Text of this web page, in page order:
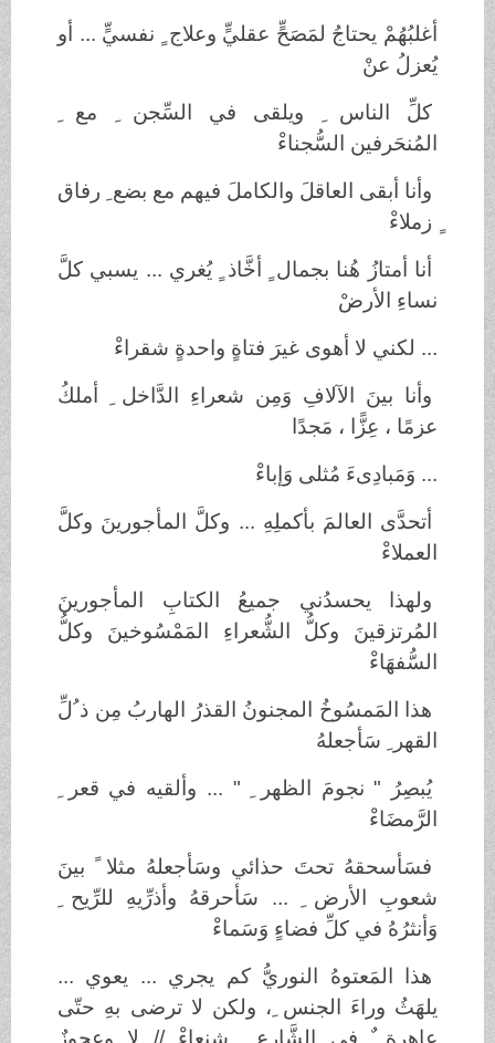
أغلبُهُمْ يحتاجُ لمَصَحٍّ عقليٍّ وعلاج ٍ نفسيٍّ ... أو
يُعزلُ عنْ
كلِّ الناس ِ ويلقى في السِّجن ِ مع ِ
المُنحَرفين السُّجناءْ
وأنا أبقى العاقلَ والكاملَ فيهم مع بضع ِ رفاق
ٍ زملاءْ
أنا أمتازُ هُنا بجمال ٍ أخَّاذ ٍ يُغري ... يسبي كلَّ
نساءِ الأرضْ
... لكني لا أهوى غيرَ فتاةٍ واحدةٍ شقراءْ
وأنا بينَ الآلافِ وَمِن شعراءِ الدَّاخل ِ أملكُ
عزمًا ، عِزًّا ، مَجدًا
... وَمَبادِىءَ مُثلى وَإباءْ
أتحدَّى العالمَ بأكملِهِ ... وكلَّ المأجورينَ وكلَّ
العملاءْ
ولهذا يحسدُني جميعُ الكتابِ المأجورينَ
المُرتزقينَ وكلُّ الشُّعراءِ المَمْسُوخينَ وكلُّ
السُّفهَاءْ
هذا المَمسُوخُ المجنونُ القذرُ الهاربُ مِن ذ ُلِّ
القهر ِ سَأجعلهُ
يُبصِرُ " نجومَ الظهر ِ " ... وألقيه في قعر ِ
الرَّمضَاءْ
فسَأسحقهُ تحتَ حذائي وسَأجعلهُ مثلا ً بينَ
شعوبِ الأرض ِ ... سَأحرقهُ وأذرِّيهِ للرِّيح ِ
وَأنثرُهُ في كلِّ فضاءٍ وَسَماءْ
هذا المَعتوهُ النوريُّ كم يجري ... يعوي ...
يلهَثُ وراءَ الجنس ِ، ولكن لا ترضى بهِ حتّى